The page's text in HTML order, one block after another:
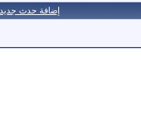
إضافة حدث جديد